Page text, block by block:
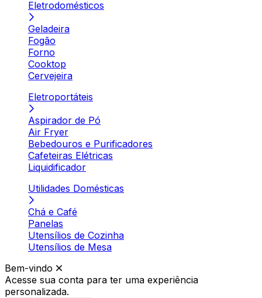
Eletrodomésticos
Geladeira
Fogão
Forno
Cooktop
Cervejeira
Eletroportáteis
Aspirador de Pó
Air Fryer
Bebedouros e Purificadores
Cafeteiras Elétricas
Liquidificador
Utilidades Domésticas
Chá e Café
Panelas
Utensílios de Cozinha
Utensílios de Mesa
Bem-vindo
Acesse sua conta para ter uma experiência
personalizada.